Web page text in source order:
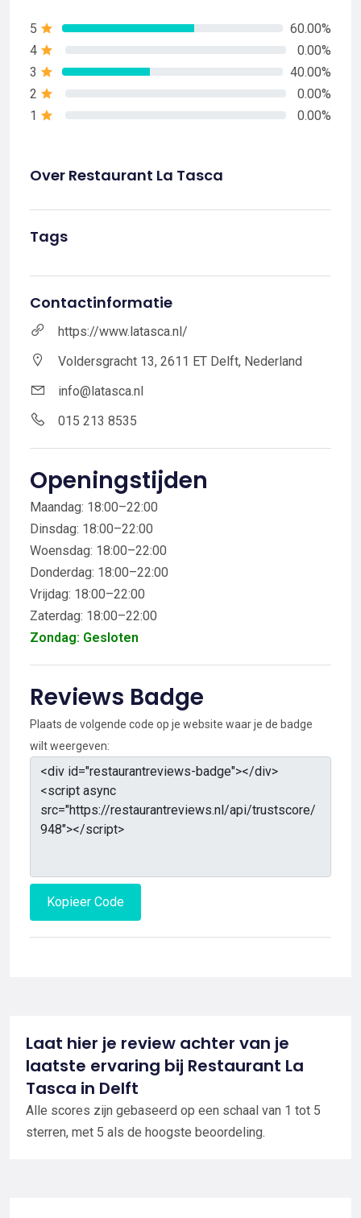
5
60.00%
4
0.00%
3
40.00%
2
0.00%
1
0.00%
Over Restaurant La Tasca
Tags
Contactinformatie
https://www.latasca.nl/
Voldersgracht 13, 2611 ET Delft, Nederland
info@latasca.nl
015 213 8535
Openingstijden
Maandag: 18:00–22:00
Dinsdag: 18:00–22:00
Woensdag: 18:00–22:00
Donderdag: 18:00–22:00
Vrijdag: 18:00–22:00
Zaterdag: 18:00–22:00
Zondag: Gesloten
Reviews Badge
Plaats de volgende code op je website waar je de badge
wilt weergeven:
Kopieer Code
Laat hier je review achter van je
laatste ervaring bij Restaurant La
Tasca in Delft
Alle scores zijn gebaseerd op een schaal van 1 tot 5
sterren, met 5 als de hoogste beoordeling.